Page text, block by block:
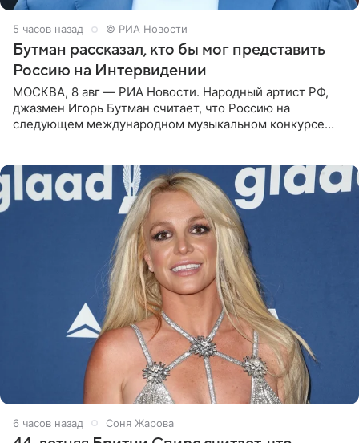
5 часов назад © РИА Новости
Бутман рассказал, кто бы мог представить
Россию на Интервидении
МОСКВА, 8 авг — РИА Новости. Народный артист РФ,
джазмен Игорь Бутман считает, что Россию на
следующем международном музыкальном конкурсе
6 часов назад Соня Жарова